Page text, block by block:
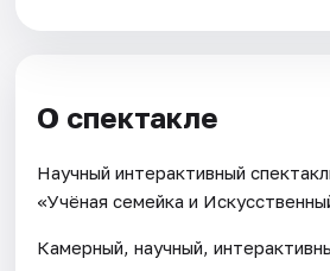
О спектакле
Научный интерактивный
«Учёная семейка и
Камерный, научный,